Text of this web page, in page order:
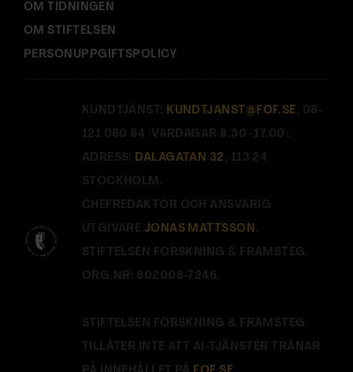
OM TIDNINGEN
OM STIFTELSEN
PERSONUPPGIFTSPOLICY
KUNDTJÄNST: KUNDTJANST@FOF.SE , 08-
121 060 64 (VARDAGAR 8.30–17.00).
ADRESS: DALAGATAN 32 , 113 24
STOCKHOLM.
CHEFREDAKTÖR OCH ANSVARIG
UTGIVARE JONAS MATTSSON .
STIFTELSEN FORSKNING & FRAMSTEG.
ORG.NR: 802008-7246.
STIFTELSEN FORSKNING & FRAMSTEG
TILLÅTER INTE ATT AI-TJÄNSTER TRÄNAR